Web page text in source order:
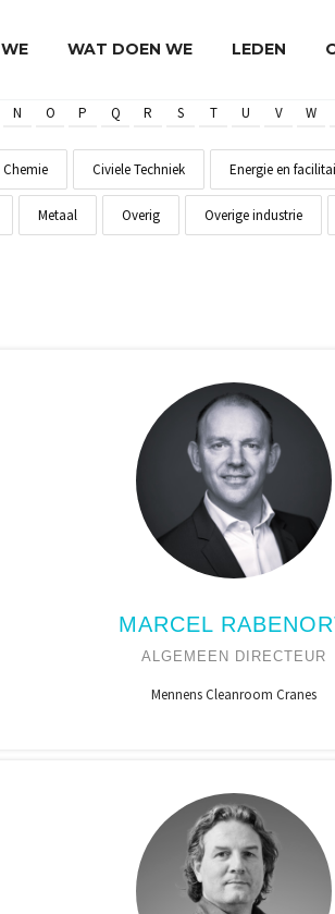
WAT DOEN WE LEDEN
N O P Q R S T U V W
Chemie Civiele Techniek Energie en
Metaal Overig Overige industrie
MARCEL
ALGEMEEN DIRECTEUR
Mennens Cleanroom Cranes